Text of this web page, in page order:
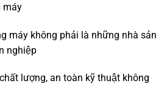
máy
máy không phải là những nhà sản
nghiệp
lượng, an toàn kỹ thuật không